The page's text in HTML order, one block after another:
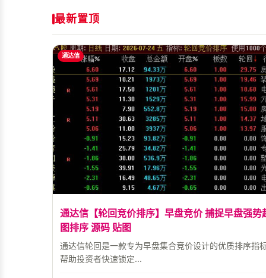
最新置顶
通达信
通达信【轮回竞价排序】早盘竞价 捕捉早盘强势
图排序 源码 贴图
通达信轮回是一款专为早盘集合竞价设计的优质排序指
帮助投资者快速锁定...